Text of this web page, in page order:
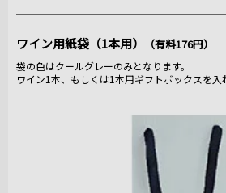
ワイン用紙袋（1本用） （有料176円）
袋の色はクールグレーのみとなります。
ワイン1本、もしくは1本用ギフトボックスを入